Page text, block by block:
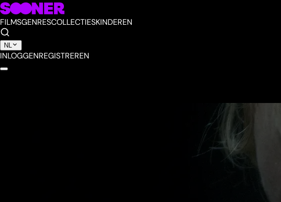
FILMSGENRESCOLLECTIESKINDEREN
NL
INLOGGENREGISTREREN